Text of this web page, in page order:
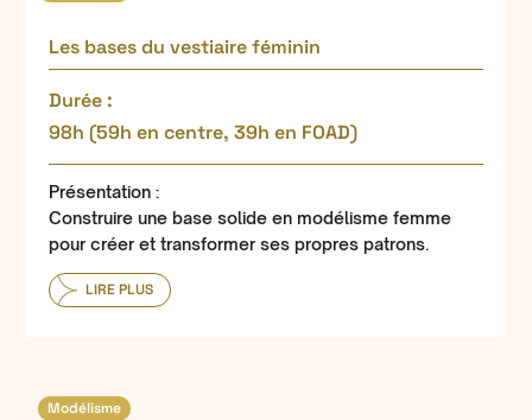
Les bases du vestiaire féminin
Durée :
98h (59h en centre, 39h en FOAD)
Présentation :
Construire une base solide en modélisme femme
pour créer et transformer ses propres patrons.
LIRE PLUS
Modélisme